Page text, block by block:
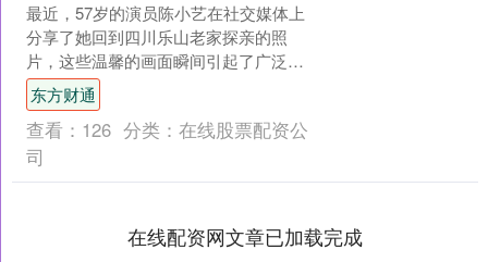
最近，57岁的演员陈小艺在社交媒体上
分享了她回到四川乐山老家探亲的照
片，这些温馨的画面瞬间引起了广泛关
注，照片的发布者是她的朋友们。在这
些图片中，陈小艺的打扮显....
东方财通
查看： 126 分类： 在线股票配资公
司
在线配资网文章已加载完成